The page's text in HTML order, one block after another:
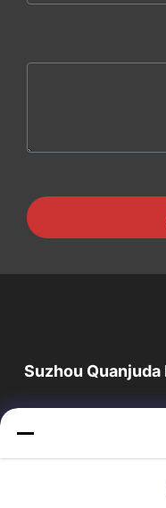
Suzhou
لمنتجات البيئة والتنمية
كاملة من معدات